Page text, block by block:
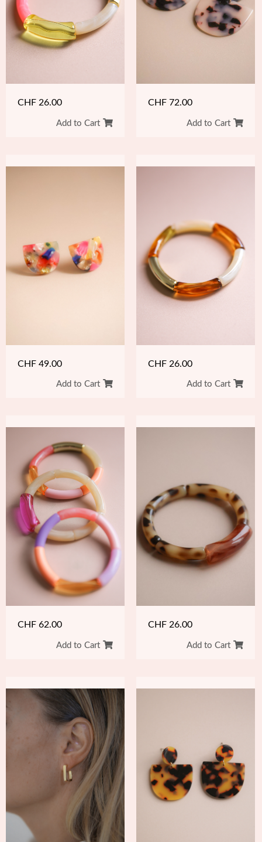
CHF 26.00
Add to Cart
CHF 72.00
Add to Cart
CHF 49.00
Add to Cart
CHF 26.00
Add to Cart
CHF 62.00
Add to Cart
CHF 26.00
Add to Cart